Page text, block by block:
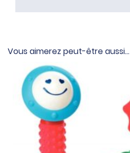
Vous aimerez peut-être aussi…